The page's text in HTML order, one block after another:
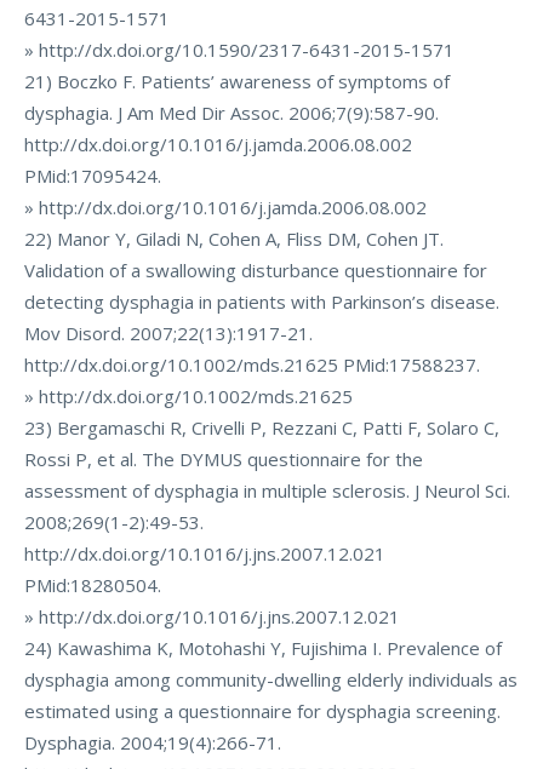
6431-2015-1571
» http://dx.doi.org/10.1590/2317-6431-2015-1571
21) Boczko F. Patients’ awareness of symptoms of
dysphagia. J Am Med Dir Assoc. 2006;7(9):587-90.
http://dx.doi.org/10.1016/j.jamda.2006.08.002
PMid:17095424.
» http://dx.doi.org/10.1016/j.jamda.2006.08.002
22) Manor Y, Giladi N, Cohen A, Fliss DM, Cohen JT.
Validation of a swallowing disturbance questionnaire for
detecting dysphagia in patients with Parkinson’s disease.
Mov Disord. 2007;22(13):1917-21.
http://dx.doi.org/10.1002/mds.21625 PMid:17588237.
» http://dx.doi.org/10.1002/mds.21625
23) Bergamaschi R, Crivelli P, Rezzani C, Patti F, Solaro C,
Rossi P, et al. The DYMUS questionnaire for the
assessment of dysphagia in multiple sclerosis. J Neurol Sci.
2008;269(1-2):49-53.
http://dx.doi.org/10.1016/j.jns.2007.12.021
PMid:18280504.
» http://dx.doi.org/10.1016/j.jns.2007.12.021
24) Kawashima K, Motohashi Y, Fujishima I. Prevalence of
dysphagia among community-dwelling elderly individuals as
estimated using a questionnaire for dysphagia screening.
Dysphagia. 2004;19(4):266-71.